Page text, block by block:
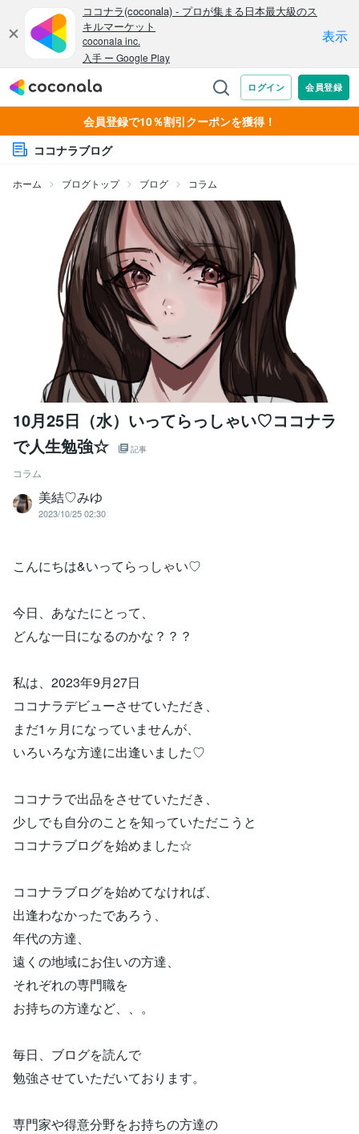
会員登録で10％割引クーポンを獲得！
ココナラブログ
ホーム ブログトップ ブログ コラム
10月25日（水）いってらっしゃい♡ココナラ
で人生勉強☆
記事
コラム
美結♡みゆ
2023/10/25 02:30
こんにちは&いってらっしゃい♡
今日、あなたにとって、
どんな一日になるのかな？？？
私は、2023年9月27日
ココナラデビューさせていただき、
まだ1ヶ月になっていませんが、
いろいろな方達に出逢いました♡
ココナラで出品をさせていただき、
少しでも自分のことを知っていただこうと
ココナラブログを始めました☆
ココナラブログを始めてなければ、
出逢わなかったであろう、
年代の方達、
遠くの地域にお住いの方達、
それぞれの専門職を
お持ちの方達など、、。
毎日、ブログを読んで
勉強させていただいております。
専門家や得意分野をお持ちの方達の